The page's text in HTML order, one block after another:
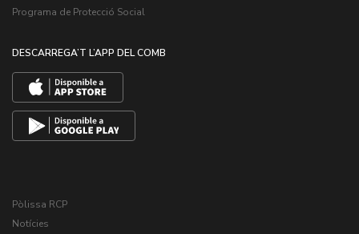
Programa de Protecció Social
DESCARREGA’T L’APP DEL COMB
Pòlissa RCP
Notícies